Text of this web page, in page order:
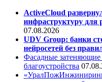
ActiveCloud
инфраструктуру для
07.08.2026
UDV Group: банки
нейросетей без
Фасадные затеняющие
благоустройства